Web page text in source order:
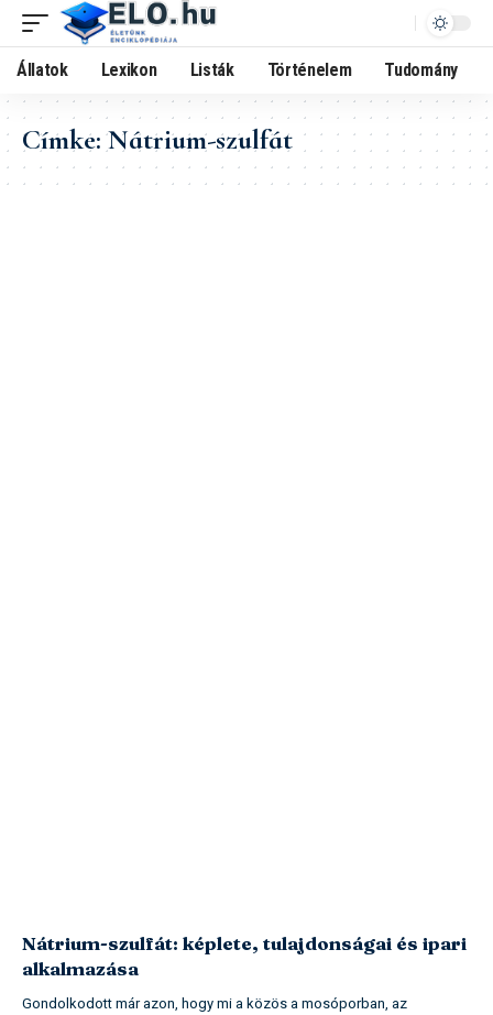
Állatok Lexikon Listák Történelem Tudomány
Címke:Nátrium-szulfát
Nátrium-szulfát: képlete, tulajdonságai és ipari
alkalmazása
Gondolkodott már azon, hogy mi a közös a mosóporban, az